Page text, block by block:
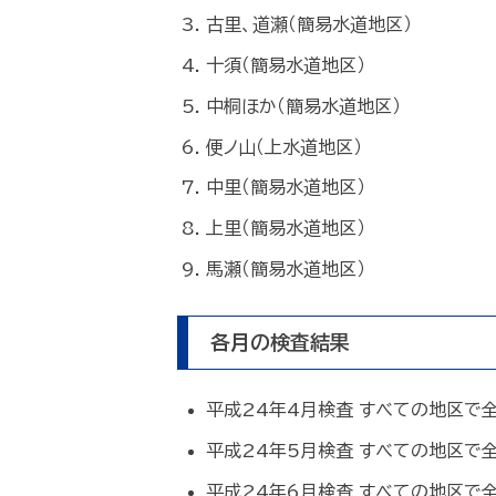
古里、道瀬（簡易水道地区）
十須（簡易水道地区）
中桐ほか（簡易水道地区）
便ノ山（上水道地区）
中里（簡易水道地区）
上里（簡易水道地区）
馬瀬（簡易水道地区）
各月の検査結果
平成24年4月検査 すべての地区で
平成24年5月検査 すべての地区で
平成24年6月検査 すべての地区で